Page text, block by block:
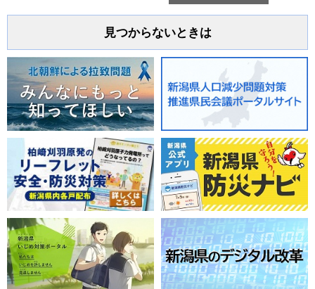
見つからないときは